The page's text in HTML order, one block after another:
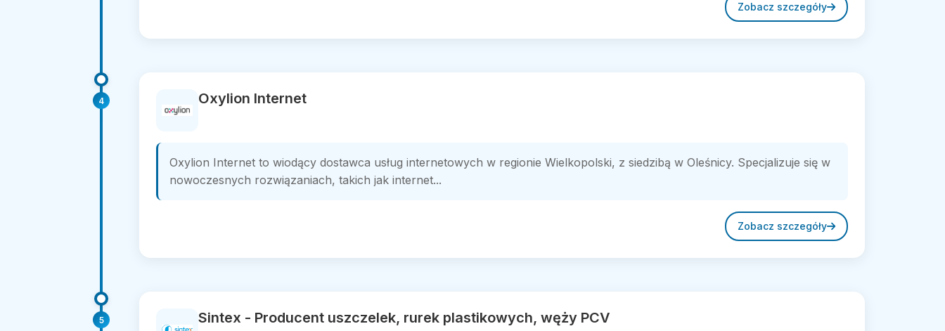
Zobacz szczegóły
4 Oxylion Internet
Oxylion Internet to wiodący dostawca usług internetowych w regionie Wielkopolski, z siedzibą w Oleśnicy. Specjalizuje się w
nowoczesnych rozwiązaniach, takich jak internet...
Zobacz szczegóły
5 Sintex - Producent uszczelek, rurek plastikowych, węży PCV